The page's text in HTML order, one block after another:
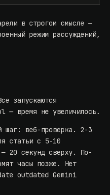
в строгом смысле —
режим рассуждений,
запускаются
— время не увеличилось.
шаг: веб-проверка. 2-3
статьи с 5-10
— 20 секунд сверху. По-
часы позже. Нет
outdated Gemini